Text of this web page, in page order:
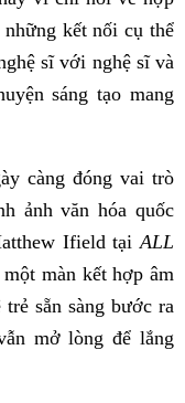
kết nối cụ thể
sĩ với nghệ sĩ và
sáng tạo mang
càng đóng vai trò
ảnh văn hóa quốc
Ifield tại ALL
màn kết hợp âm
sẵn sàng bước ra
mở lòng để lắng